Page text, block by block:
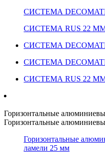
СИСТЕМА
СИСТЕМА RUS 22
СИСТЕМА
СИСТЕМА
СИСТЕМА RUS 22
Горизонтальные
Горизонтальные
Горизонтальные
ламели 25 мм